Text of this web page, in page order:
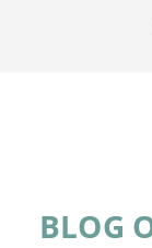
BLOG